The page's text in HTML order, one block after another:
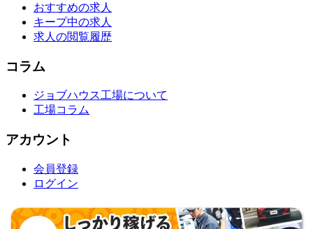
おすすめの求人
キープ中の求人
求人の閲覧履歴
コラム
ジョブハウス工場について
工場コラム
アカウント
会員登録
ログイン